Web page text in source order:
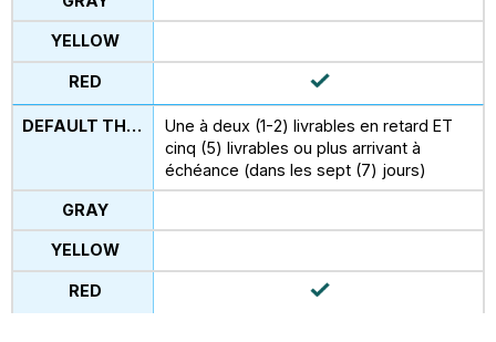
Une à deux (1-2) livrables en retard ET
cinq (5) livrables ou plus arrivant à
échéance (dans les sept (7) jours)